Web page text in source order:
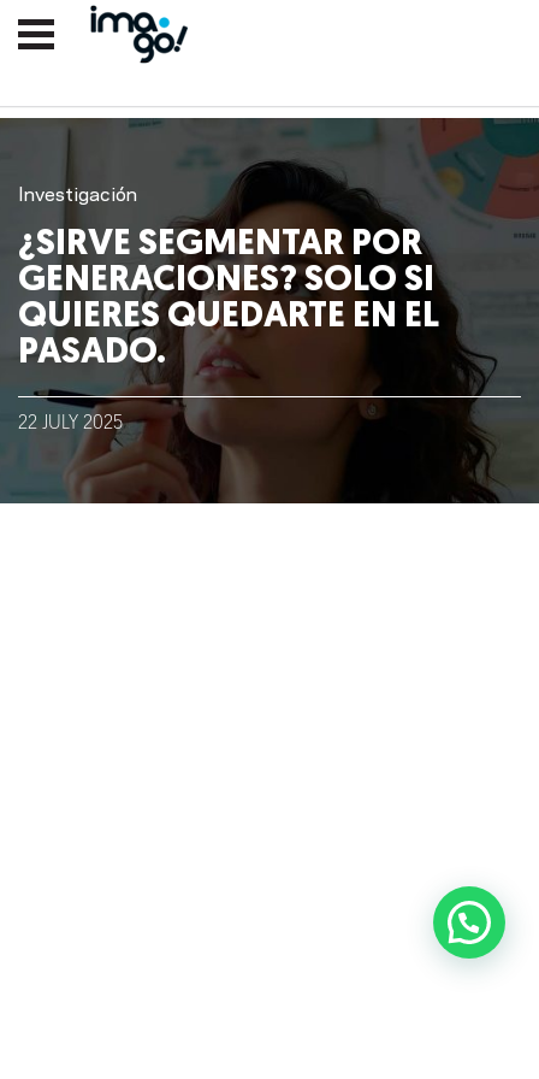
Nosotros
Clientes
Lo que hacemos
Investigación
¿SIRVE SEGMENTAR POR
GENERACIONES? SOLO SI
QUIERES QUEDARTE EN EL
PASADO.
22 JULY 2025